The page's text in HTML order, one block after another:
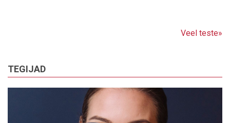
Veel teste»
TEGIJAD